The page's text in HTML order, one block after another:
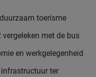
toerisme
met de bus
en werkgelegenheid
ter